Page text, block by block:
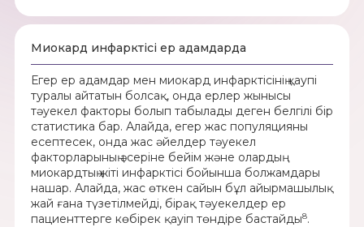
Миокард инфарктісі ер адамдарда
Егер ер адамдар мен миокард инфарктісінің қаупі
туралы айтатын болсақ, онда ерлер жынысы
тәуекел факторы болып табылады деген белгілі бір
статистика бар. Алайда, егер жас популяцияны
есептесек, онда жас әйелдер тәуекел
факторларының әсеріне бейім және олардың
миокардтың жіті инфарктісі бойынша болжамдары
нашар. Алайда, жас өткен сайын бұл айырмашылық
жай ғана түзетілмейді, бірақ тәуекелдер ер
пациенттерге көбірек қауіп төндіре бастайды8.